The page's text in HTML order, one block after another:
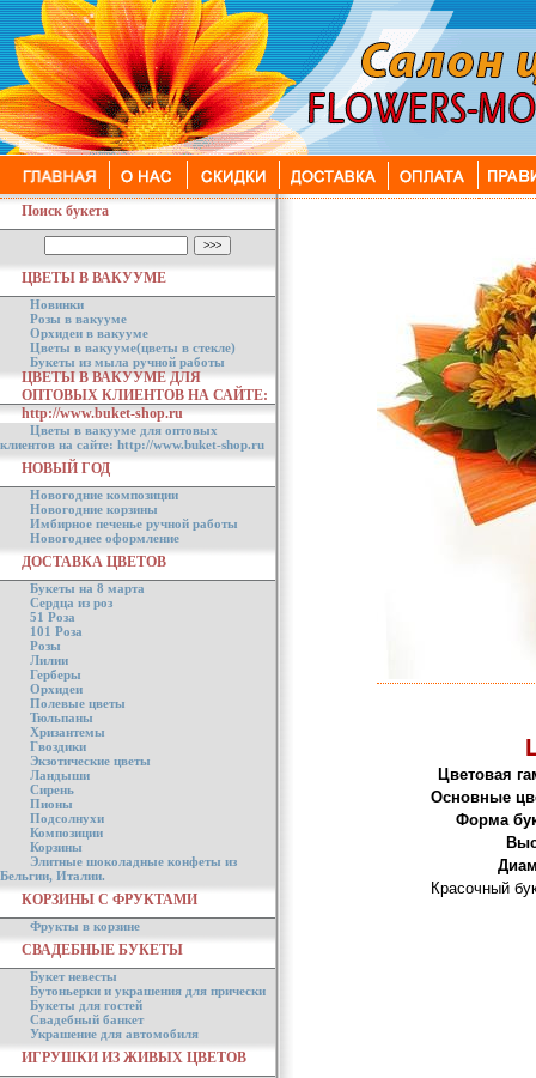
Поиск букета
ЦВЕТЫ В ВАКУУМЕ
Новинки
Розы в вакууме
Орхидеи в вакууме
Цветы в вакууме(цветы в стекле)
Букеты из мыла ручной работы
ЦВЕТЫ В ВАКУУМЕ ДЛЯ
ОПТОВЫХ КЛИЕНТОВ НА САЙТЕ:
http://www.buket-shop.ru
Цветы в вакууме для оптовых
клиентов на сайте: http://www.buket-shop.ru
НОВЫЙ ГОД
Новогодние композиции
Новогодние корзины
Имбирное печенье ручной работы
Новогоднее оформление
ДОСТАВКА ЦВЕТОВ
Букеты на 8 марта
Сердца из роз
51 Роза
101 Роза
Розы
Лилии
Герберы
Орхидеи
Полевые цветы
Тюльпаны
Хризантемы
Гвоздики
Экзотические цветы
Ландыши
Сирень
Пионы
Подсолнухи
Композиции
Корзины
Элитные шоколадные конфеты из
Бельгии, Италии.
КОРЗИНЫ С ФРУКТАМИ
Фрукты в корзине
СВАДЕБНЫЕ БУКЕТЫ
Букет невесты
Бутоньерки и украшения для прически
Букеты для гостей
Свадебный банкет
Украшение для автомобиля
ИГРУШКИ ИЗ ЖИВЫХ ЦВЕТОВ
Цветовая
Основные
Форма
Красочный